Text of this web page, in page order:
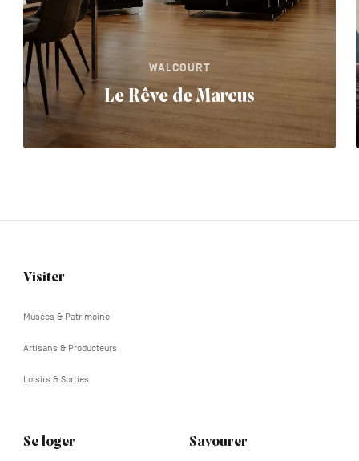
WALCOURT
Le Rêve de Marcus
Navigation
Visiter
Musées & Patrimoine
Artisans & Producteurs
Loisirs & Sorties
Se loger Savourer